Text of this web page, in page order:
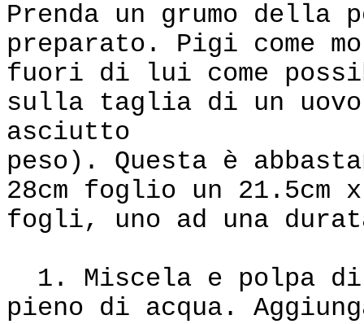
Prenda un grumo della
preparato. Pigi come
fuori di lui come
sulla taglia di un
asciutto
peso). Questa è
28cm foglio un
fogli, uno ad una
1. Miscela e polpa
pieno di acqua.